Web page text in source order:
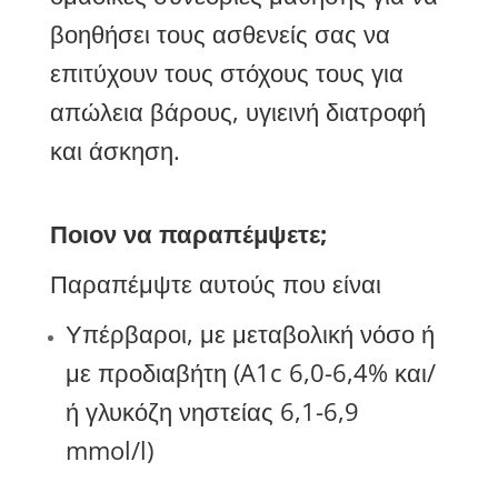
βοηθήσει τους ασθενείς σας να
επιτύχουν τους στόχους τους για
απώλεια βάρους, υγιεινή διατροφή
και άσκηση.
Ποιον να παραπέμψετε;
Παραπέμψτε αυτούς που είναι
Υπέρβαροι, με μεταβολική νόσο ή
με προδιαβήτη (A1c 6,0-6,4% και/
ή γλυκόζη νηστείας 6,1-6,9
mmol/l)